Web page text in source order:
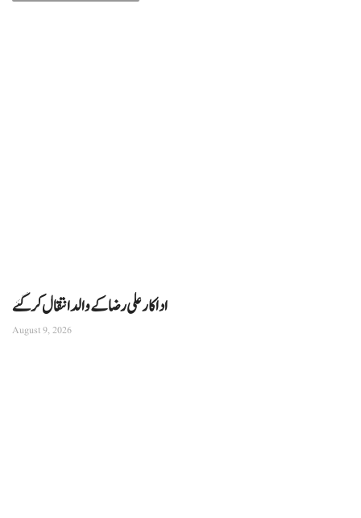
اداکار علی رضا کے والد انتقال کرگئے
August 9, 2026